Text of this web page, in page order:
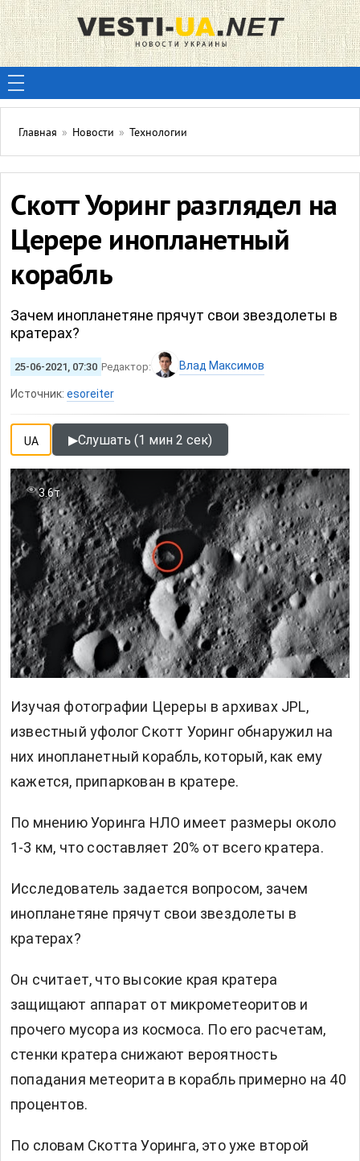
Главная » Новости » Технологии
Скотт Уоринг разглядел на
Церере инопланетный
корабль
Зачем инопланетяне прячут свои звездолеты в
кратерах?
25-06-2021, 07:30 Редактор: Влад Максимов
Источник: esoreiter
UA ▶Слушать (1 мин 2 сек)
3.6т
Изучая фотографии Цереры в архивах JPL,
известный уфолог Скотт Уоринг обнаружил на
них инопланетный корабль, который, как ему
кажется, припаркован в кратере.
По мнению Уоринга НЛО имеет размеры около
1-3 км, что составляет 20% от всего кратера.
Исследователь задается вопросом, зачем
инопланетяне прячут свои звездолеты в
кратерах?
Он считает, что высокие края кратера
защищают аппарат от микрометеоритов и
прочего мусора из космоса. По его расчетам,
стенки кратера снижают вероятность
попадания метеорита в корабль примерно на 40
процентов.
По словам Скотта Уоринга, это уже второй